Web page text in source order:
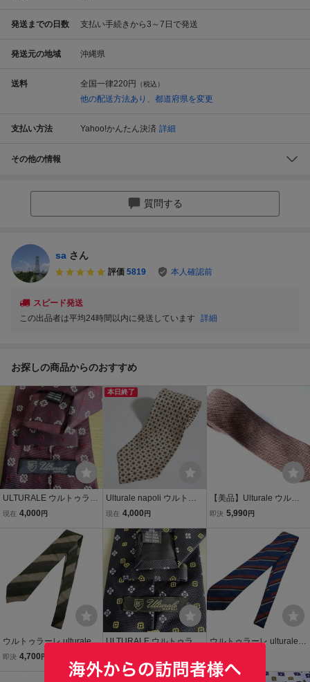
発送までの日数 支払い手続きから3～7日で発送
発送元の地域 沖縄県
送料 全国一律220円 （税込）
他の配送方法あり、都道府県を変更
支払い方法 Yahoo!かんたん決済 詳細
その他の情報
質問する
sa さん
評価 5819 本人確認前
スピード発送
この出品者は平均24時間以内に発送しています
詳細
お探しの商品からのおすすめ
ULTURALE ウルトゥラー
レワインレッド花びらド
現在 4,000 円
本日終了
Ulturale napoli ウルトゥ
ラーレ シルク ネクタイ ベ
現在 4,000 円
【美品】Ulturale ウルト
ゥラーレ ネクタイ エンジ
即決 5,990 円
ウルトゥラーレ ulturale
ネクタイ レジメンタル グ
リーン ウール メンズ
即決 4,700 円
ULTURALE ウルトゥラー
ウルトゥラーレ ulturale
ルー ウール メンズ
本日終了